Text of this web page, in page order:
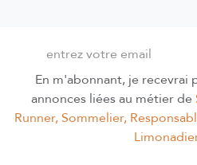
En m'abonnant, je recevrai
annonces liées au métier de
Runner, Sommelier,